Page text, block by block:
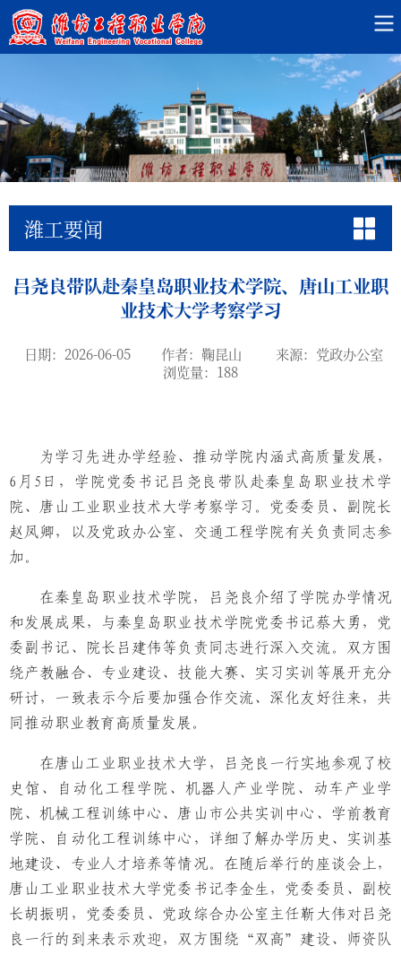
潍工要闻
吕尧良带队赴秦皇岛职业技术学院、唐山工业职
业技术大学考察学习
日期：2026-06-05 作者：鞠昆山
来源：党政办公室
浏览量： 188
为学习先进办学经验、推动学院内涵式高质量发展，
6月5日，学院党委书记吕尧良带队赴秦皇岛职业技术学
院、唐山工业职业技术大学考察学习。党委委员、副院长
赵凤卿，以及党政办公室、交通工程学院有关负责同志参
加。
在秦皇岛职业技术学院，吕尧良介绍了学院办学情况
和发展成果，与秦皇岛职业技术学院党委书记蔡大勇，党
委副书记、院长吕建伟等负责同志进行深入交流。双方围
绕产教融合、专业建设、技能大赛、实习实训等展开充分
研讨，一致表示今后要加强合作交流、深化友好往来，共
同推动职业教育高质量发展。
在唐山工业职业技术大学，吕尧良一行实地参观了校
史馆、自动化工程学院、机器人产业学院、动车产业学
院、机械工程训练中心、唐山市公共实训中心、学前教育
学院、自动化工程训练中心，详细了解办学历史、实训基
地建设、专业人才培养等情况。在随后举行的座谈会上，
唐山工业职业技术大学党委书记李金生，党委委员、副校
长胡振明，党委委员、党政综合办公室主任靳大伟对吕尧
良一行的到来表示欢迎，双方围绕“双高”建设、师资队